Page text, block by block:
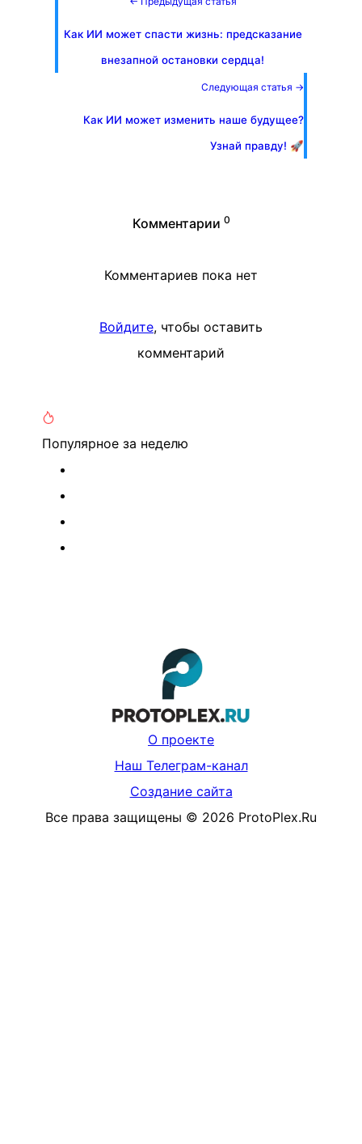
Как ИИ может спасти жизнь: предсказание
внезапной остановки сердца!
Следующая статья →
Как ИИ может изменить наше будущее?
Узнай правду! 🚀
Комментарии 0
Комментариев пока нет
Войдите, чтобы оставить
комментарий
Популярное за неделю
О проекте
Наш Телеграм-канал
Создание сайта
Все права защищены © 2026 ProtoPlex.Ru